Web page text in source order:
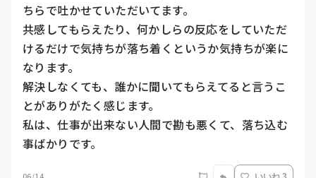
ちらで吐かせていただいてます。
共感してもらえたり、何かしらの反応をしていただ
けるだけで気持ちが落ち着くというか気持ちが楽に
なります。
解決しなくても、誰かに聞いてもらえてると言うこ
とがありがたく感じます。
私は、仕事が出来ない人間で勘も悪くて、落ち込む
事ばかりです。